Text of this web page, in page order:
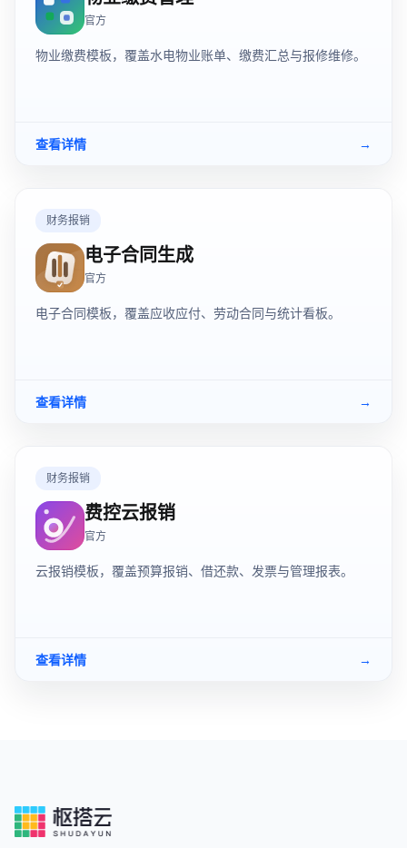
官方
物业缴费模板，覆盖水电物业账单、缴费汇总与报修维修。
查看详情 →
财务报销
电子合同生成
官方
电子合同模板，覆盖应收应付、劳动合同与统计看板。
查看详情 →
财务报销
费控云报销
官方
云报销模板，覆盖预算报销、借还款、发票与管理报表。
查看详情 →